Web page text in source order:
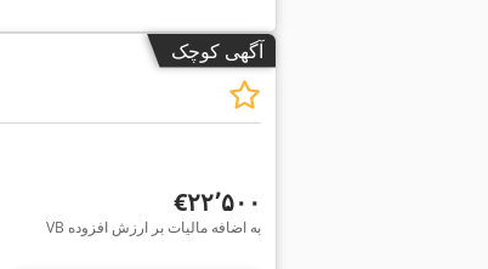
آگهی کوچک
‎€۲۲٬۵۰۰
VB به اضافه مالیات بر ارزش افزوده